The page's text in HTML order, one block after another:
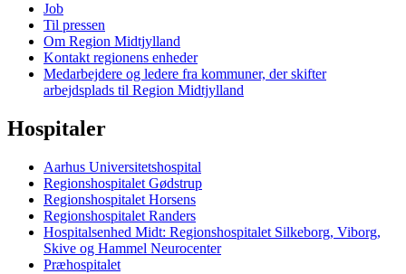
Job
Til pressen
Om Region Midtjylland
Kontakt regionens enheder
Medarbejdere og ledere fra kommuner, der skifter
arbejdsplads til Region Midtjylland
Hospitaler
Aarhus Universitetshospital
Regionshospitalet Gødstrup
Regionshospitalet Horsens
Regionshospitalet Randers
Hospitalsenhed Midt: Regionshospitalet Silkeborg, Viborg,
Skive og Hammel Neurocenter
Præhospitalet